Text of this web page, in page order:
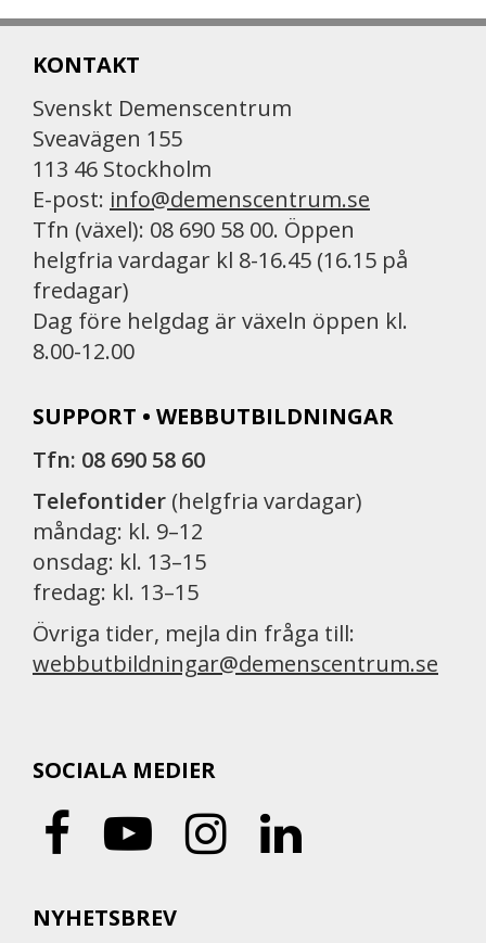
KONTAKT
Svenskt Demenscentrum
Sveavägen 155
113 46 Stockholm
E-post: info@demenscentrum.se
Tfn (växel): 08 690 58 00. Öppen
helgfria vardagar kl 8-16.45 (16.15 på
fredagar)
Dag före helgdag är växeln öppen kl.
8.00-12.00
SUPPORT • WEBBUTBILDNINGAR
Tfn: 08 690 58 60
Telefontider (helgfria vardagar)
måndag: kl. 9–12
onsdag: kl. 13–15
fredag: kl. 13–15
Övriga tider, mejla din fråga till:
webbutbildningar@demenscentrum.se
SOCIALA MEDIER
NYHETSBREV